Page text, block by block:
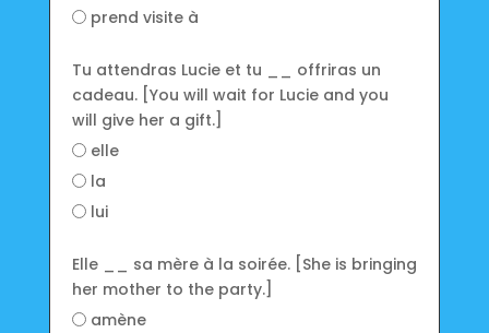
prend visite à
Tu attendras Lucie et tu __ offriras un
cadeau. [You will wait for Lucie and you
will give her a gift.]
elle
la
lui
Elle __ sa mère à la soirée. [She is bringing
her mother to the party.]
amène